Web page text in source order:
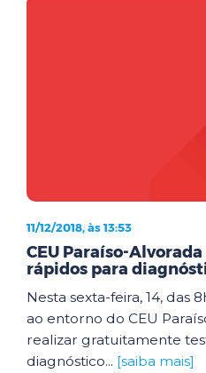
11/12/2018, às 13:53
CEU Paraíso-
rápidos para
Nesta sexta-feira, 14, das
ao entorno do CEU
realizar gratuitamente
diagnóstico... [saiba mais]